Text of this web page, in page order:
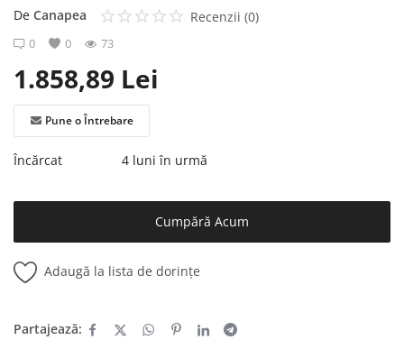
De Canapea Recenzii (0)
0 0 73
1.858,89 Lei
Pune o Întrebare
Încărcat 4 luni în urmă
Cumpără Acum
Adaugă la lista de dorințe
Partajează: